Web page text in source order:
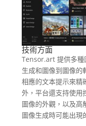
技術方面
Tensor.art 提供多種
生成和圖像到圖像的
相應的文本提示來精
外，平台還支持使
圖像的外觀，以及高
圖像生成時可能出現